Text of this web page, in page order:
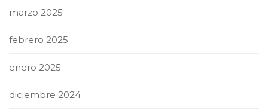
marzo 2025
febrero 2025
enero 2025
diciembre 2024